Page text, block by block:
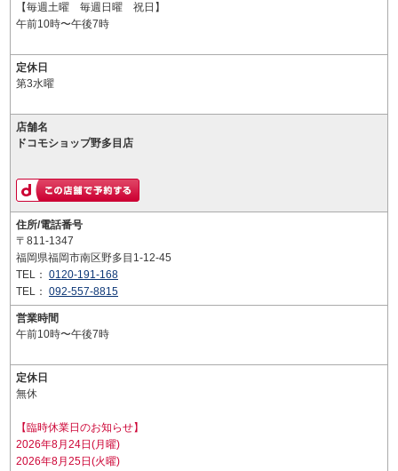
【毎週土曜 毎週日曜 祝日】
午前10時〜午後7時
定休日
第3水曜
店舗名
ドコモショップ野多目店
住所/電話番号
〒811-1347
福岡県福岡市南区野多目1-12-45
TEL： 0120-191-168
TEL： 092-557-8815
営業時間
午前10時〜午後7時
定休日
無休
【臨時休業日のお知らせ】
2026年8月24日(月曜)
2026年8月25日(火曜)